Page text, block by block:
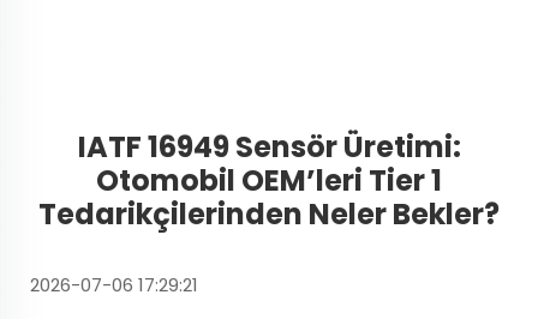
IATF 16949 Sensör Üretimi:
Otomobil OEM’leri Tier 1
Tedarikçilerinden Neler Bekler?
2026-07-06 17:29:21